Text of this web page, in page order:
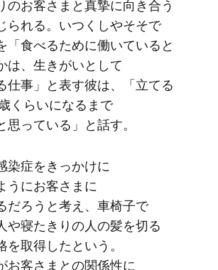
の​お客さまと​真摯に​向き合う​
られる。​いつくしや​そそで​
「食べる​ために​働いていると​
は、​生きが​いと​して​
仕事」と​表す​彼は、​「立てる​
くらいに​なるまで​
思っている」と​話す。
染症を​きっかけに​
うに​お客さまに​
だろうと​考え、​車椅子で​
や​寝たきりの​人の​髪を​切る​
を​取得したと​いう。​
お客さまとの​関係性に​